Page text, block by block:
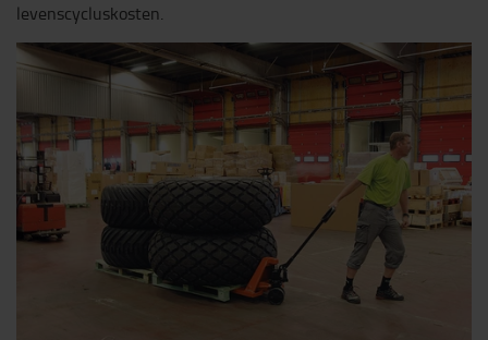
levenscycluskosten.